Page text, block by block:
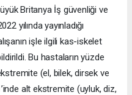
Britanya İş güvenliği ve
yılında yayınladığı
işle ilgili kas-iskelet
Bu hastaların yüzde
(el, bilek, dirsek ve
alt ekstremite (uyluk, diz,